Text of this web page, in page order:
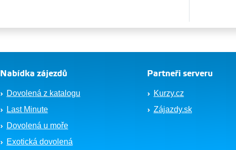
Nabídka zájezdů
Dovolená z katalogu
Last Minute
Dovolená u moře
Exotická dovolená
Partneři serveru
Kurzy.cz
Zájazdy.sk